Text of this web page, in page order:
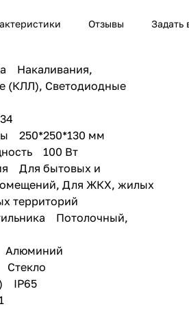
и
Отзывы Задать
Накаливания,
(КЛЛ), Светодиодные
250*250*130 мм
100 Вт
Для бытовых и
Для ЖКХ, жилых
территорий
Потолочный,
Алюминий
Стекло
IP65